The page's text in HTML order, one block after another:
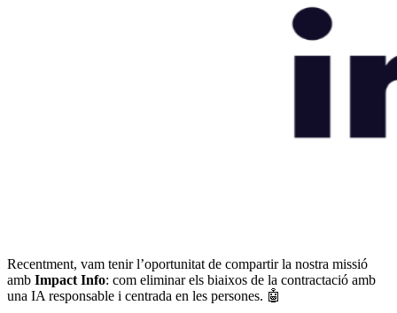
Recentment, vam tenir l’oportunitat de compartir la nostra missió
amb Impact Info: com eliminar els biaixos de la contractació amb
una IA responsable i centrada en les persones. 🤖